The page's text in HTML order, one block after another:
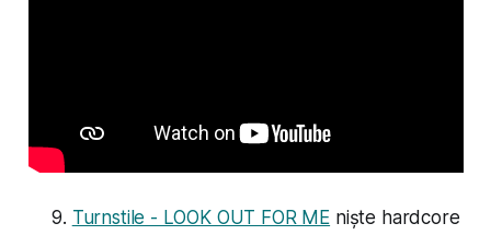
Turnstile - LOOK OUT FOR ME niște hardcore